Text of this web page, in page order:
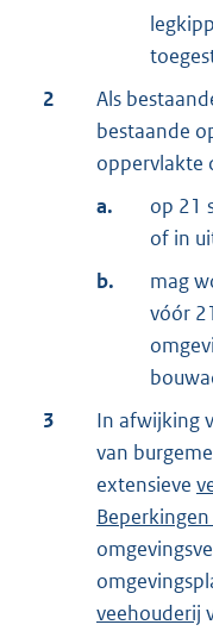
2
Als
bestaande
oppervlakte
a.
op 21
of in
b.
mag
vóór
3
In afwijking
van
extensieve
veehouderij